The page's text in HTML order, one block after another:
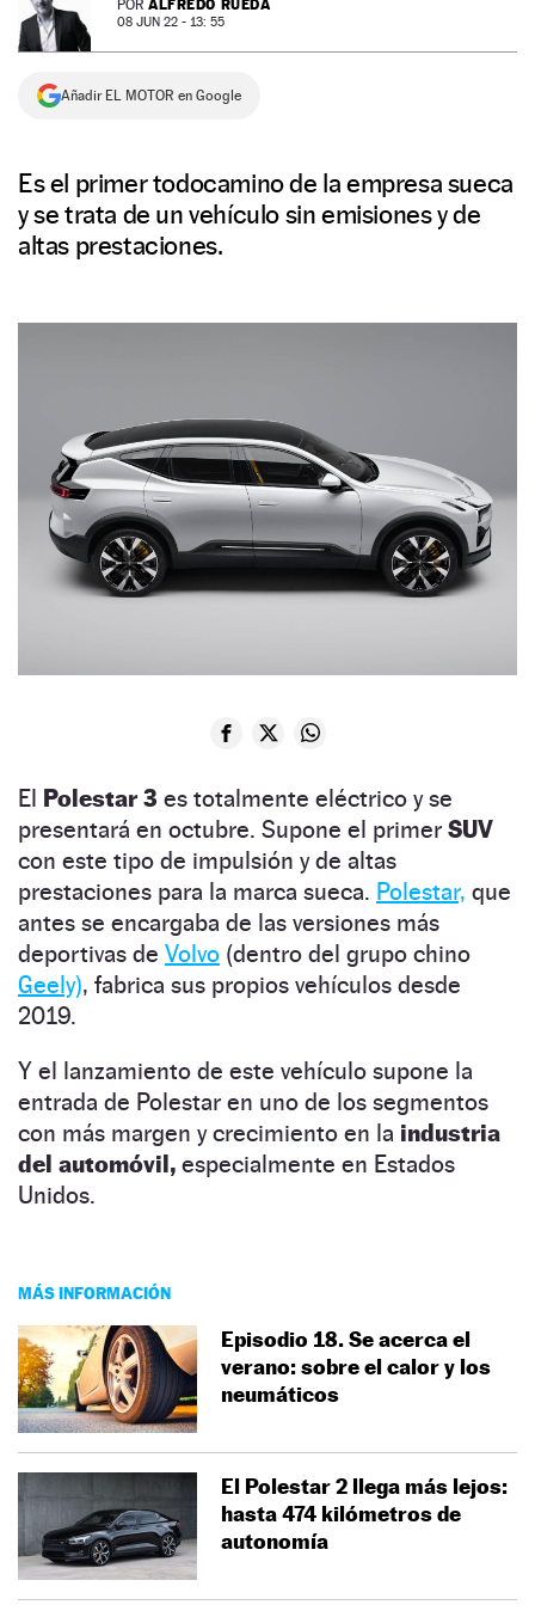
NEWSLETTER
SÍGUENOS
POR ALFREDO RUEDA
08 JUN 22 - 13: 55
Añadir EL MOTOR en Google
Es el primer todocamino de la empresa sueca
y se trata de un vehículo sin emisiones y de
altas prestaciones.
El Polestar 3 es totalmente eléctrico y se
presentará en octubre. Supone el primer SUV
con este tipo de impulsión y de altas
prestaciones para la marca sueca. Polestar, que
antes se encargaba de las versiones más
deportivas de Volvo (dentro del grupo chino
Geely), fabrica sus propios vehículos desde
2019.
Y el lanzamiento de este vehículo supone la
entrada de Polestar en uno de los segmentos
con más margen y crecimiento en la industria
del automóvil, especialmente en Estados
Unidos.
MÁS INFORMACIÓN
Episodio 18. Se acerca el
verano: sobre el calor y los
neumáticos
El Polestar 2 llega más lejos:
hasta 474 kilómetros de
autonomía